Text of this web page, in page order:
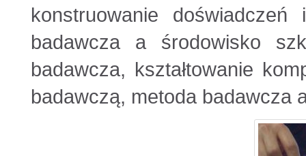
konstruowanie
badawcza a środowisko
badawcza, kształtowanie
badawczą, metoda badawcza